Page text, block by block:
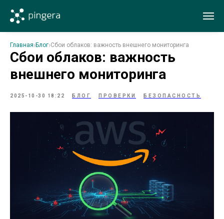
Главная Блог Сбои облаков: важность внешнего мониторинга
Сбои облаков: важность
внешнего мониторинга
2025-10-30 18:22 БЛОГ ПРОВЕРКИ БЕЗОПАСНОСТЬ